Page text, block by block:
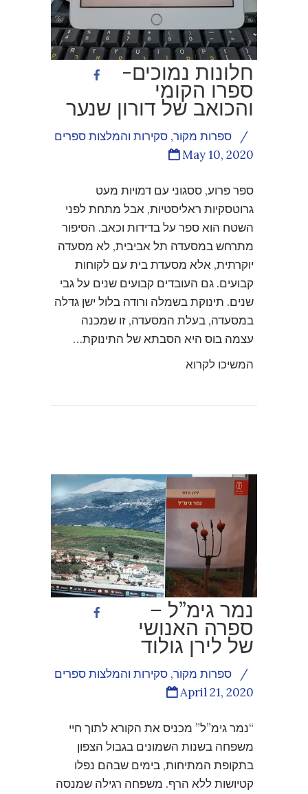
חלונות נמוכים-
ספרו הקומי
והכואב של דורון שנער
ספרות מקור, סקירות והמלצות ספרים
/
May 10, 2020
ספר פרוע, ססגוני עם דמויות מעט
גרוטסקיות ראליסטיות, אבל מתחת לפני
השטח הוא ספר על בדידות וכאב. הסיפור
מתרחש במסעדה תל אביבית, לא מסעדה
יוקרתית, אלא מסעדת בית עם לקוחות
קבועים. גם העובדים קבועים שנים על גבי
שנים. תינוקת בשמלה ורודה בלול ישן גדלה
במסעדה, בעלת המסעדה, זו שמכנה
עצמה בוס היא הסבתא של התינוקת…
המשיכו לקרוא
נמר גימ”ל –
ספרה האנושי
של לירן גולוד
ספרות מקור, סקירות והמלצות ספרים
/
April 21, 2020
“נמר גימ”ל” מכניס את הקורא לתוך חיי
משפחה בשנות השמונים בגבול הצפון
בתקופת המתיחות, בימים שבהם נפלו
קטיושות ללא הרף. משפחה רגילה שמנסה